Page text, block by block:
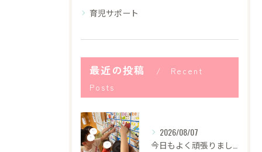
育児サポート
最近の投稿
Recent
Posts
2026/08/07
今日もよく頑張りました！